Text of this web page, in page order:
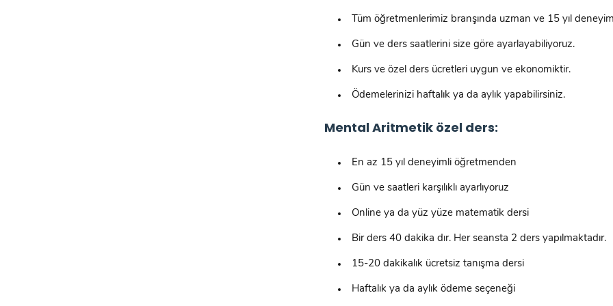
Tüm öğretmenlerimiz branşında uzman ve 15 yıl
Gün ve ders saatlerini size göre ayarlayabiliyoruz.
Kurs ve özel ders ücretleri uygun ve ekonomiktir.
Ödemelerinizi haftalık ya da aylık yapabilirsiniz.
Mental Aritmetik özel ders:
En az 15 yıl deneyimli öğretmenden
Gün ve saatleri karşılıklı ayarlıyoruz
Online ya da yüz yüze matematik dersi
Bir ders 40 dakika dır. Her seansta 2 ders yapılmaktadır.
15-20 dakikalık ücretsiz tanışma dersi
Haftalık ya da aylık ödeme seçeneği